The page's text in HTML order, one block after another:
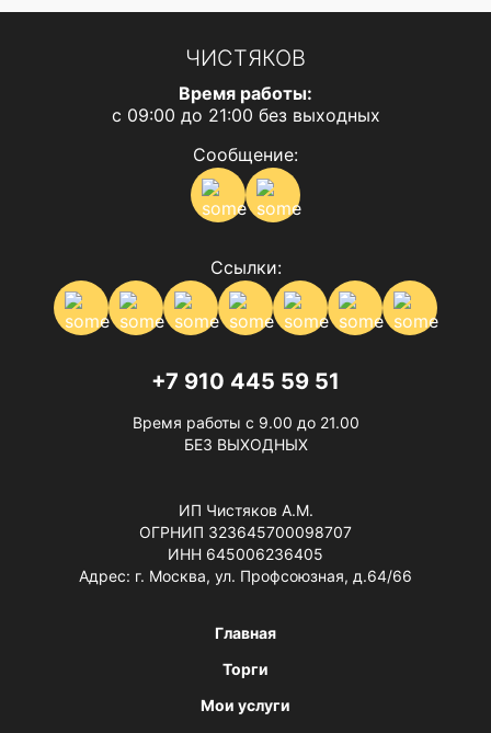
ЧИСТЯКОВ
Время работы:
с 09:00 до 21:00 без выходных
Сообщение:
Ссылки:
+7 910 445 59 51
Время работы с 9.00 до 21.00
БЕЗ ВЫХОДНЫХ
ИП Чистяков А.М.
ОГРНИП 323645700098707
ИНН 645006236405
Адрес: г. Москва, ул. Профсоюзная, д.64/66
Главная
Торги
Мои услуги